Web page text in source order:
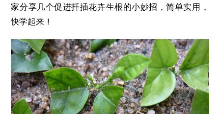
家分享几个促进扦插花卉生根的小妙招，简单实用，
快学起来！